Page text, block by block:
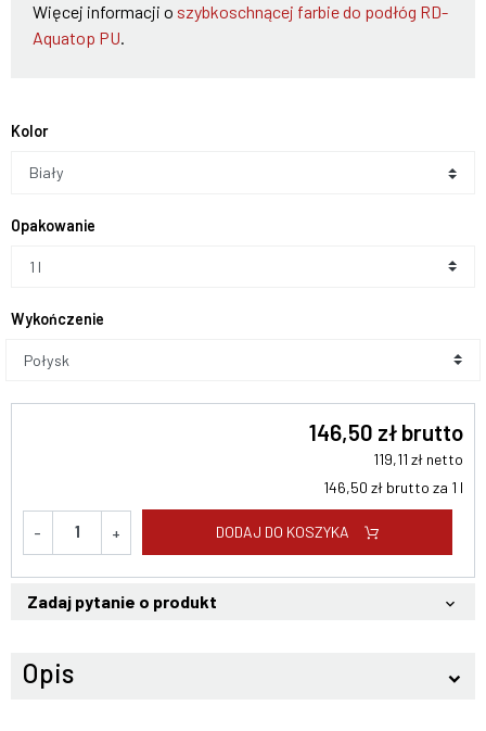
Więcej informacji o szybkoschnącej farbie do podłóg RD-
Aquatop PU.
Kolor
Biały
Opakowanie
Wykończenie
146,50 zł brutto
119,11 zł netto
146,50 zł brutto za 1 l
- + DODAJ DO KOSZYKA
keyboard_arrow_down
Zadaj pytanie o produkt
keyboard_arrow_down
Opis